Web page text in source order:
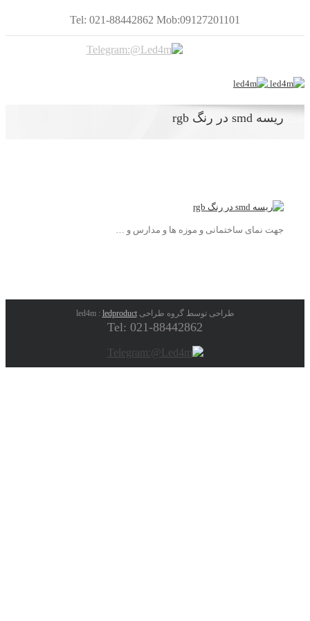
Tel: 021-88442862 Mob:09127201101
ریسه smd در رنگ rgb
جهت نمای ساختمانی و موزه ها و مدارس و …
طراحی توسط گروه طراحی led4m :ledproduct
Tel: 021-88442862